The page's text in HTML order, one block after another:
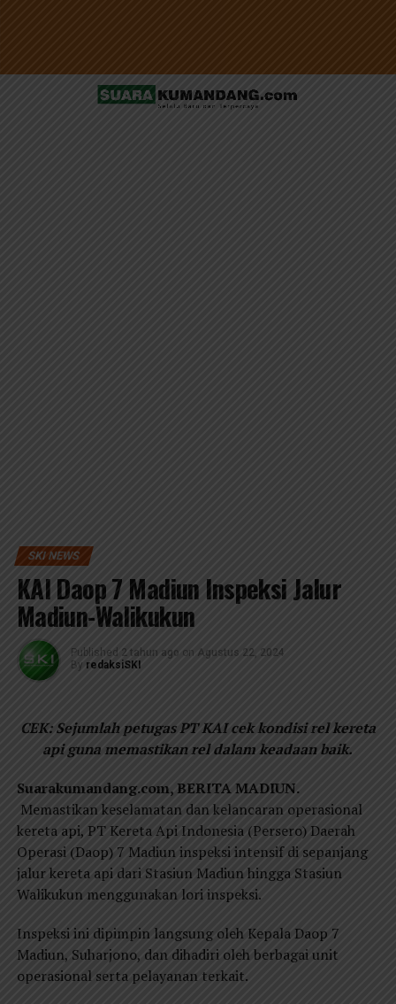
SKI NEWS
KAI Daop 7 Madiun Inspeksi Jalur
Madiun-Walikukun
Published 2 tahun ago on Agustus 22, 2024
By redaksiSKI
CEK: Sejumlah petugas PT KAI cek kondisi rel kereta
api guna memastikan rel dalam keadaan baik.
Suarakumandang.com, BERITA MADIUN.
Memastikan keselamatan dan kelancaran operasional
kereta api, PT Kereta Api Indonesia (Persero) Daerah
Operasi (Daop) 7 Madiun inspeksi intensif di sepanjang
jalur kereta api dari Stasiun Madiun hingga Stasiun
Walikukun menggunakan lori inspeksi.
Inspeksi ini dipimpin langsung oleh Kepala Daop 7
Madiun, Suharjono, dan dihadiri oleh berbagai unit
operasional serta pelayanan terkait.